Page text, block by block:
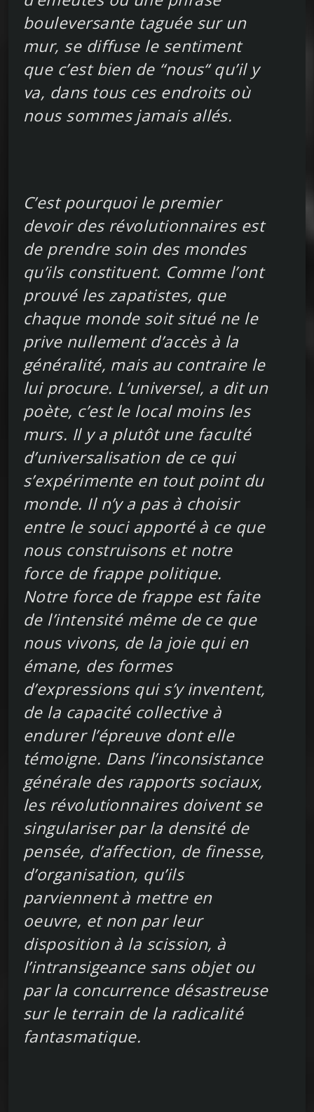
bouleversante taguée sur un
mur, se diffuse le sentiment
que c’est bien de “nous“ qu’il y
va, dans tous ces endroits où
nous sommes jamais allés.
C’est pourquoi le premier
devoir des révolutionnaires est
de prendre soin des mondes
qu’ils constituent. Comme l’ont
prouvé les zapatistes, que
chaque monde soit situé ne le
prive nullement d’accès à la
généralité, mais au contraire le
lui procure. L’universel, a dit un
poète, c’est le local moins les
murs. Il y a plutôt une faculté
d’universalisation de ce qui
s’expérimente en tout point du
monde. Il n’y a pas à choisir
entre le souci apporté à ce que
nous construisons et notre
force de frappe politique.
Notre force de frappe est faite
de l’intensité même de ce que
nous vivons, de la joie qui en
émane, des formes
d’expressions qui s’y inventent,
de la capacité collective à
endurer l’épreuve dont elle
témoigne. Dans l’inconsistance
générale des rapports sociaux,
les révolutionnaires doivent se
singulariser par la densité de
pensée, d’affection, de finesse,
d’organisation, qu’ils
parviennent à mettre en
oeuvre, et non par leur
disposition à la scission, à
l’intransigeance sans objet ou
par la concurrence désastreuse
sur le terrain de la radicalité
fantasmatique.